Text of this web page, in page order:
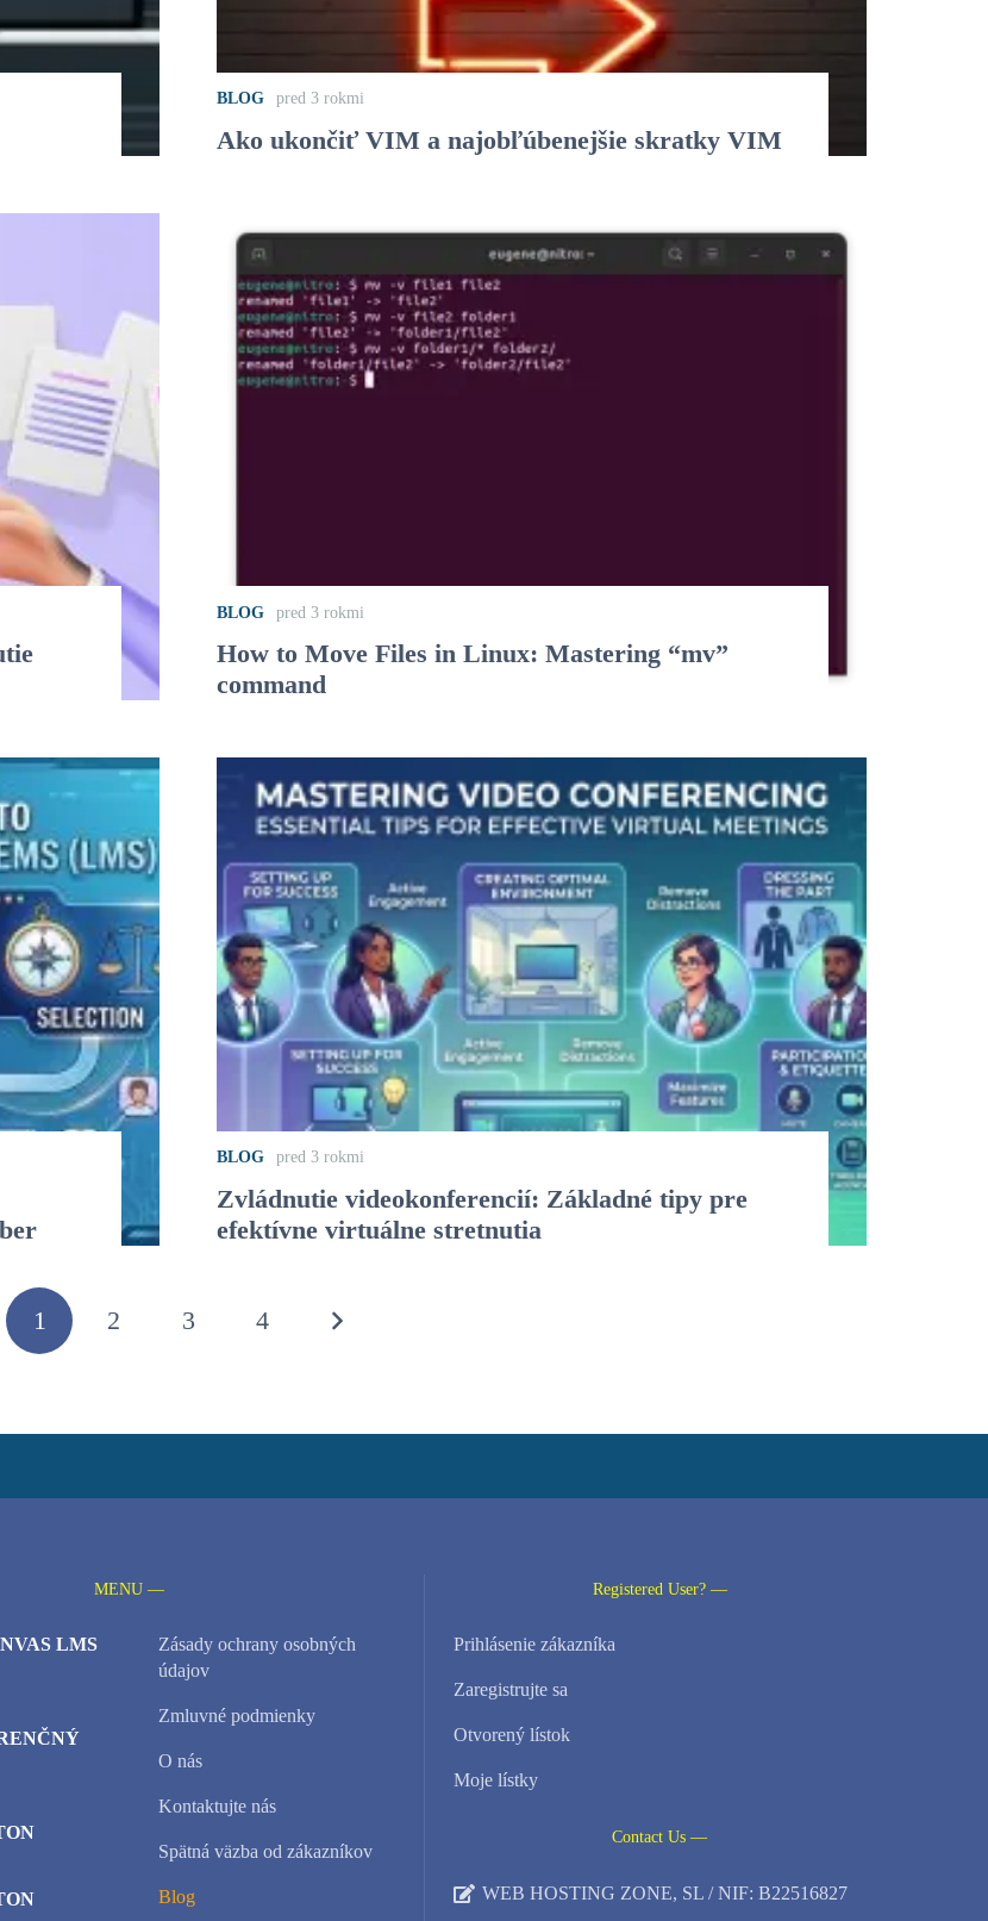
BLOG pred 3 rokmi
Ako ukončiť VIM a najobľúbenejšie skratky VIM
BLOG pred 3 rokmi
How to Move Files in Linux: Mastering “mv”
command
BLOG pred 3 rokmi
Zvládnutie videokonferencií: Základné tipy pre
efektívne virtuálne stretnutia
1 2 3 4
MENU —
LMS
Zásady ochrany osobných
údajov
Zmluvné podmienky
O nás
Kontaktujte nás
Spätná väzba od zákazníkov
Blog
Registered User? —
Prihlásenie zákazníka
Zaregistrujte sa
Otvorený lístok
Moje lístky
Contact Us —
WEB HOSTING ZONE, SL / NIF: B22516827